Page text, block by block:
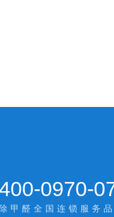
0970-
除甲醛全国连锁服务品